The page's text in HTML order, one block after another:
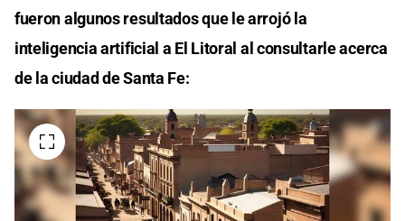
fueron algunos resultados que le arrojó la
inteligencia artificial a El Litoral al consultarle acerca
de la ciudad de Santa Fe: